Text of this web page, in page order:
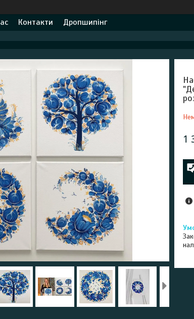
Контакти Дропшипінг
1